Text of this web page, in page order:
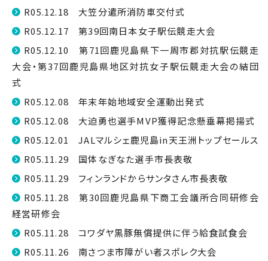
R05.12.18 大笠分遣所消防車交付式
R05.12.17 第39回南日本女子駅伝競走大会
R05.12.10 第71回鹿児島県下一周市郡対抗駅伝競走
大会・第37回鹿児島県地区対抗女子駅伝競走大会の結団
式
R05.12.08 年末年始地域安全運動出発式
R05.12.08 大迫勇也選手MVP獲得記念懸垂幕掲揚式
R05.12.01 JALマルシェ鹿児島in天王洲トップセールス
R05.11.29 国体なぎなた選手市長表敬
R05.11.29 フィンランドからサンタさん市長表敬
R05.11.28 第30回鹿児島県下商工会議所合同研修会
経営研修会
R05.11.28 コワダヤ黒豚無償提供に伴う給食試食会
R05.11.26 南さつま市障がい者スポレク大会